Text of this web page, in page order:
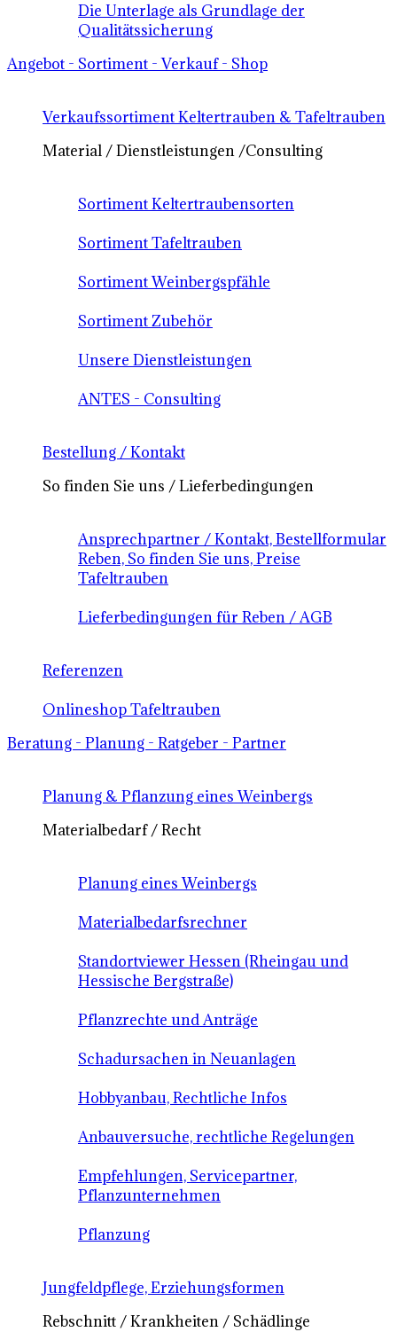
Die Unterlage als Grundlage der
Qualitätssicherung
Angebot - Sortiment - Verkauf - Shop
Verkaufssortiment Keltertrauben & Tafeltrauben
Material / Dienstleistungen /Consulting
Sortiment Keltertraubensorten
Sortiment Tafeltrauben
Sortiment Weinbergspfähle
Sortiment Zubehör
Unsere Dienstleistungen
ANTES - Consulting
Bestellung / Kontakt
So finden Sie uns / Lieferbedingungen
Ansprechpartner / Kontakt, Bestellformular
Reben, So finden Sie uns, Preise
Tafeltrauben
Lieferbedingungen für Reben / AGB
Referenzen
Onlineshop Tafeltrauben
Beratung - Planung - Ratgeber - Partner
Planung & Pflanzung eines Weinbergs
Materialbedarf / Recht
Planung eines Weinbergs
Materialbedarfsrechner
Standortviewer Hessen (Rheingau und
Hessische Bergstraße)
Pflanzrechte und Anträge
Schadursachen in Neuanlagen
Hobbyanbau, Rechtliche Infos
Anbauversuche, rechtliche Regelungen
Empfehlungen, Servicepartner,
Pflanzunternehmen
Pflanzung
Jungfeldpflege, Erziehungsformen
Rebschnitt / Krankheiten / Schädlinge